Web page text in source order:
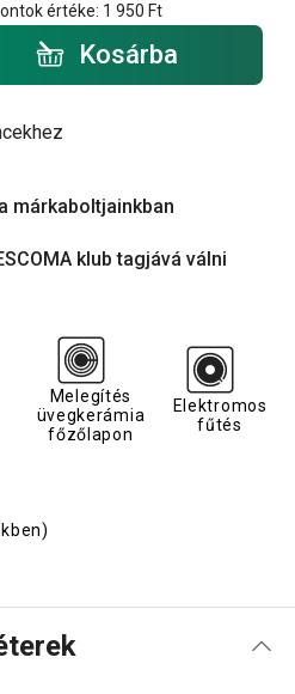
értéke: 1 950 Ft
Kosárba
márkaboltjainkban
klub tagjává válni
Melegítés
üvegkerámia
főzőlapon
Elektromos
fűtés